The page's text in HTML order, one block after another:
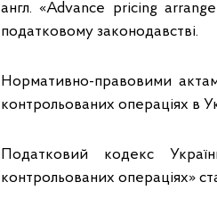
англ. «Advance pricing
податковому законодавстві.
Нормативно-правовими
контрольованих операціях в
Податковий кодекс
контрольованих операціях»